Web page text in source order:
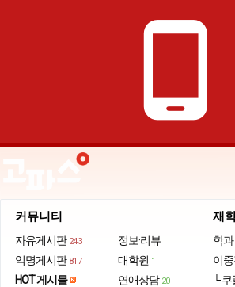
phone_android
커뮤니티
자유게시판 243
익명게시판 817
HOT 게시물
정보·리뷰
대학원 1
연애상담 20
재
학과
이
└